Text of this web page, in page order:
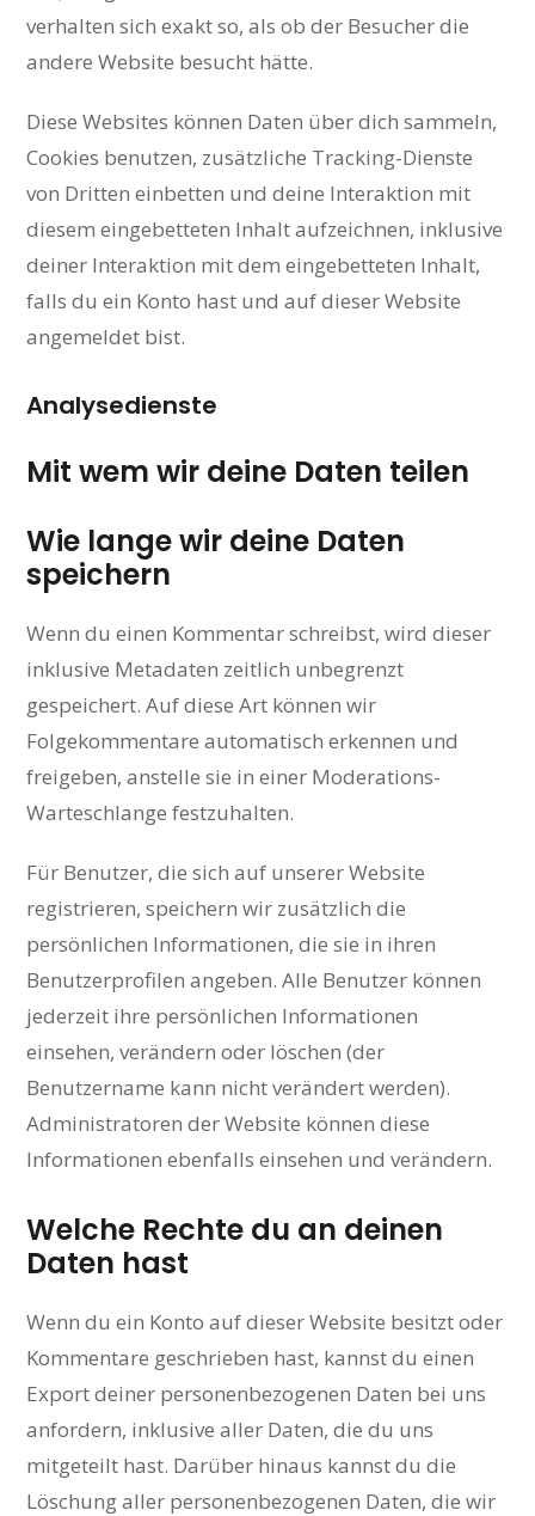
verhalten sich exakt so, als ob der Besucher die
andere Website besucht hätte.
Diese Websites können Daten über dich sammeln,
Cookies benutzen, zusätzliche Tracking-Dienste
von Dritten einbetten und deine Interaktion mit
diesem eingebetteten Inhalt aufzeichnen, inklusive
deiner Interaktion mit dem eingebetteten Inhalt,
falls du ein Konto hast und auf dieser Website
angemeldet bist.
Analysedienste
Mit wem wir deine Daten teilen
Wie lange wir deine Daten
speichern
Wenn du einen Kommentar schreibst, wird dieser
inklusive Metadaten zeitlich unbegrenzt
gespeichert. Auf diese Art können wir
Folgekommentare automatisch erkennen und
freigeben, anstelle sie in einer Moderations-
Warteschlange festzuhalten.
Für Benutzer, die sich auf unserer Website
registrieren, speichern wir zusätzlich die
persönlichen Informationen, die sie in ihren
Benutzerprofilen angeben. Alle Benutzer können
jederzeit ihre persönlichen Informationen
einsehen, verändern oder löschen (der
Benutzername kann nicht verändert werden).
Administratoren der Website können diese
Informationen ebenfalls einsehen und verändern.
Welche Rechte du an deinen
Daten hast
Wenn du ein Konto auf dieser Website besitzt oder
Kommentare geschrieben hast, kannst du einen
Export deiner personenbezogenen Daten bei uns
anfordern, inklusive aller Daten, die du uns
mitgeteilt hast. Darüber hinaus kannst du die
Löschung aller personenbezogenen Daten, die wir